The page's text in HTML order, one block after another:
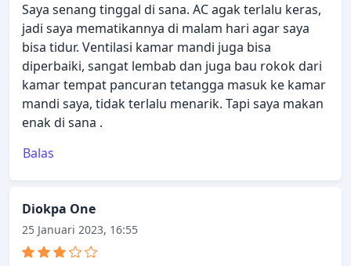
Saya senang tinggal di sana. AC agak terlalu keras,
jadi saya mematikannya di malam hari agar saya
bisa tidur. Ventilasi kamar mandi juga bisa
diperbaiki, sangat lembab dan juga bau rokok dari
kamar tempat pancuran tetangga masuk ke kamar
mandi saya, tidak terlalu menarik. Tapi saya makan
enak di sana .
Balas
Diokpa One
25 Januari 2023, 16:55